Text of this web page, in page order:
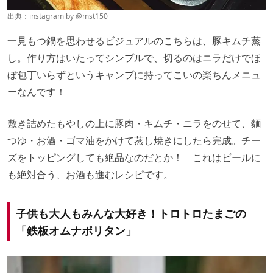
出典：instagram by@mst150
一見もつ鍋を思わせるビジュアルのこちらは、豚キムチ蒸
し。作り方はいたってシンプルで、切るのはニラだけでほ
ぼ包丁いらずというキャンプに持ってこいの楽ちんメニュ
ーなんです！
敷き詰めたもやしの上に豚肉・キムチ・ニラをのせて、麵
つゆ・お酒・ゴマ油をかけて蒸し焼きにしたら完成。チー
ズをトッピングしても絶品なのだとか！ これはビールに
も絶対合う、お酒も進むレシピです。
子供も大人もみんな大好き！トロトロたまごの
「鉄板オムナポリタン」